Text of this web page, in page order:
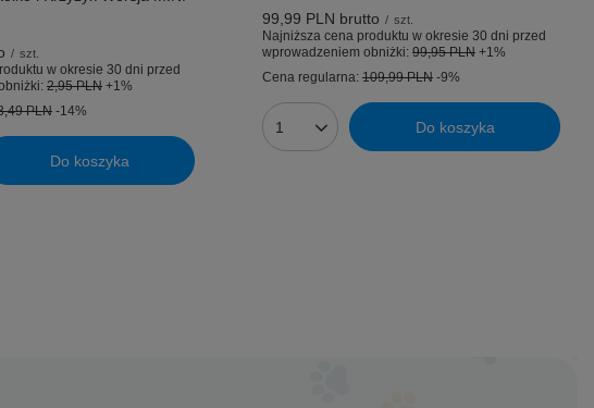
/ szt.
w okresie 30 dni przed
2,95 PLN +1%
PLN -14%
Do koszyka
99,99 PLN brutto / szt.
Najniższa cena produktu w okresie 30 dni przed
wprowadzeniem obniżki: 99,95 PLN +1%
Cena regularna: 109,99 PLN -9%
Ilość produktów Do koszyka